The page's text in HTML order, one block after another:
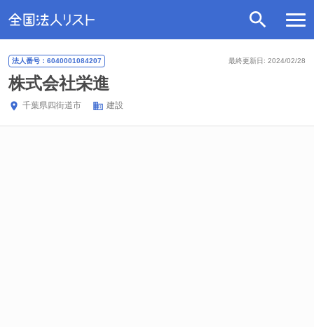
最終更新日: 2024/02/28
法人番号：6040001084207
株式会社栄進
千葉県四街道市 建設